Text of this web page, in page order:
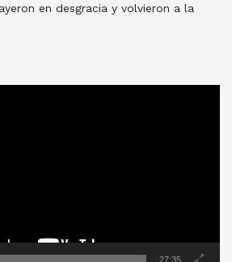
en desgracia y volvieron a la
27:35